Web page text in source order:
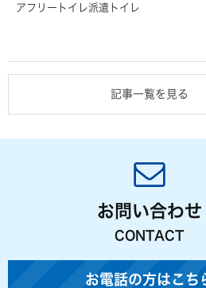
アフリートイレ派遣トイレ
記事一覧を見る
お問い合わせ
CONTACT
お電話の方はこち